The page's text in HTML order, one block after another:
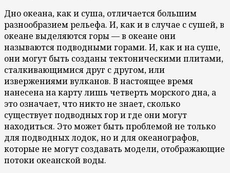
Дно океана, как и суша, отличается большим
разнообразием рельефа. И, как и в случае с сушей, в
океане выделяются горы — в океане они
называются подводными горами. И, как и на суше,
они могут быть созданы тектоническими плитами,
сталкивающимися друг с другом, или
извержениями вулканов. В настоящее время
нанесена на карту лишь четверть морского дна, а
это означает, что никто не знает, сколько
существует подводных гор и где они могут
находиться. Это может быть проблемой не только
для подводных лодок, но и для океанографов,
которые не могут создавать модели, отображающие
потоки океанской воды.